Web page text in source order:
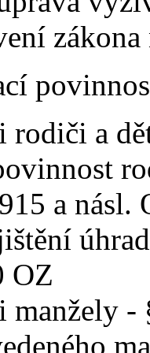
rodiči a
a násl.
OZ
manžely -